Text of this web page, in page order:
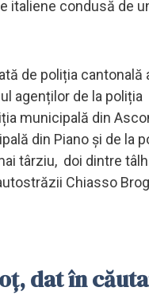
italiene condusă de
de poliția cantonală
agenților de la poliția
municipală din
din Piano și de la
târziu, doi dintre
Chiasso
dat în